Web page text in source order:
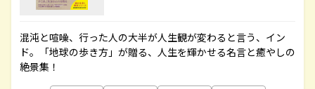
混沌と喧噪、行った人の大半が人生観が変わると言う、イン
ド。「地球の歩き方」が贈る、人生を輝かせる名言と癒やしの
絶景集！